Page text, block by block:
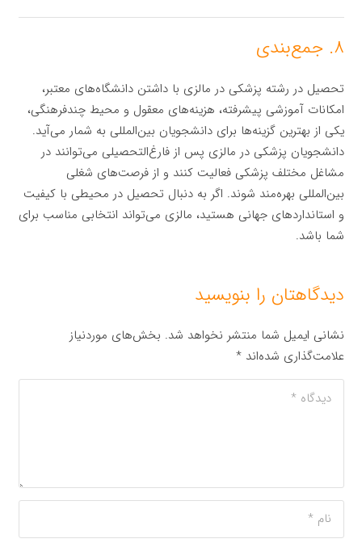
۸. جمع‌بندی
تحصیل در رشته پزشکی در مالزی با داشتن دانشگاه‌های معتبر،
امکانات آموزشی پیشرفته، هزینه‌های معقول و محیط چندفرهنگی،
یکی از بهترین گزینه‌ها برای دانشجویان بین‌المللی به شمار می‌آید.
دانشجویان پزشکی در مالزی پس از فارغ‌التحصیلی می‌توانند در
مشاغل مختلف پزشکی فعالیت کنند و از فرصت‌های شغلی
بین‌المللی بهره‌مند شوند. اگر به دنبال تحصیل در محیطی با کیفیت
و استانداردهای جهانی هستید، مالزی می‌تواند انتخابی مناسب برای
شما باشد.
دیدگاهتان را بنویسید
نشانی ایمیل شما منتشر نخواهد شد. بخش‌های موردنیاز
علامت‌گذاری شده‌اند*